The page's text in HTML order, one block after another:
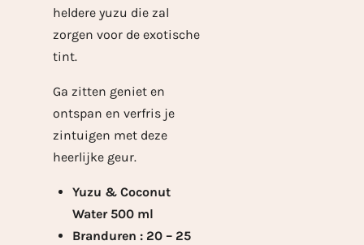
heldere yuzu die zal
zorgen voor de exotische
tint.
Ga zitten geniet en
ontspan en verfris je
zintuigen met deze
heerlijke geur.
Yuzu & Coconut
Water 500 ml
Branduren : 20 – 25